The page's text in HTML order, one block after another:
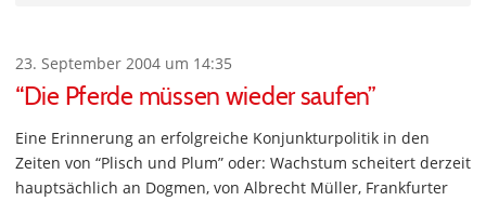
23. September 2004 um 14:35
“Die Pferde müssen wieder saufen”
Eine Erinnerung an erfolgreiche Konjunkturpolitik in den
Zeiten von “Plisch und Plum” oder: Wachstum scheitert derzeit
hauptsächlich an Dogmen, von Albrecht Müller, Frankfurter